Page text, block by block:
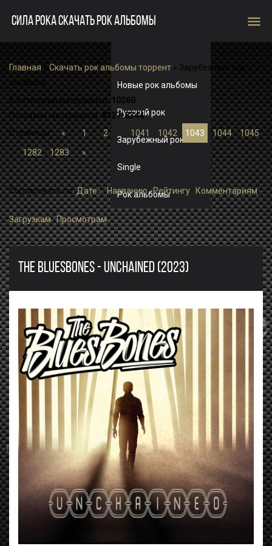
СИЛА РОКА СКАЧАТЬ РОК АЛЬБОМЫ menu
Новые рок альбомы
Русский рок
Зарубежный рок
Single
Рок альбомы
Главная» Скачать рок альбомы торрент » Зарубежные рок
альбомы
В категории материалов:10260
Показано материалов:8337-8344
Страницы: « 1 2 1041 1042 1043 1044
1045
...
1282 1283 »
Сортировать по:Дате ·Названию·Рейтингу · Комментариям·
Загрузкам·Просмотрам
THE BLUESBONES - UNCHAINED (2023)